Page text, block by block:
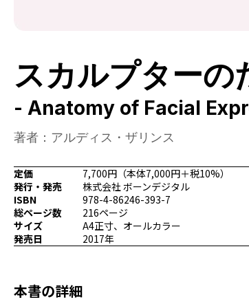
スカルプターの
- Anatomy of Facial
著者：アルディス・ザリンス
定価
7,700円（本体7,000円＋税10%）
発行・発売
株式会社 ボーンデジタル
ISBN
978-4-86246-393-7
総ページ数
216ページ
サイズ
A4正寸、オールカラー
発売日
2017年
本書の詳細